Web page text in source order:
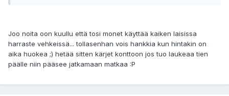
Joo noita oon kuullu että tosi monet käyttää kaiken laisissa
harraste vehkeissä... tollasenhan vois hankkia kun hintakin on
aika huokea ;) hetää sitten kärjet konttoon jos tuo laukeaa tien
päälle niin pääsee jatkamaan matkaa :P